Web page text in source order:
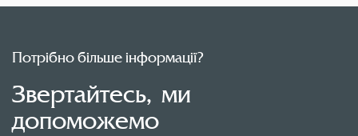
Потрібно більше інформації?
Звертайтесь, ми
допоможемо